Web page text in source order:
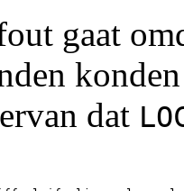
gaat
dat